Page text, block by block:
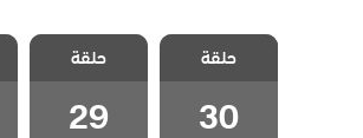
مسلسل علي رضا
الحلقة 30
والاخيرة
حلقة
30
مسلسل علي رضا
الحلقة 29
حلقة
29